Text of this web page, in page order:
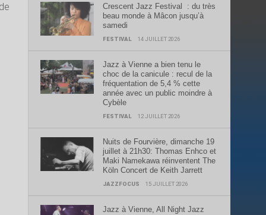
Crescent Jazz Festival : du très
beau monde à Mâcon jusqu’à
samedi
FESTIVAL 14 JUILLET 2026
Jazz à Vienne a bien tenu le
choc de la canicule : recul de la
fréquentation de 5,4 % cette
année avec un public moindre à
Cybèle
FESTIVAL 12 JUILLET 2026
Nuits de Fourvière, dimanche 19
juillet à 21h30: Thomas Enhco et
Maki Namekawa réinventent The
Köln Concert de Keith Jarrett
JAZZFOCUS 15 JUILLET 2026
Jazz à Vienne, All Night Jazz